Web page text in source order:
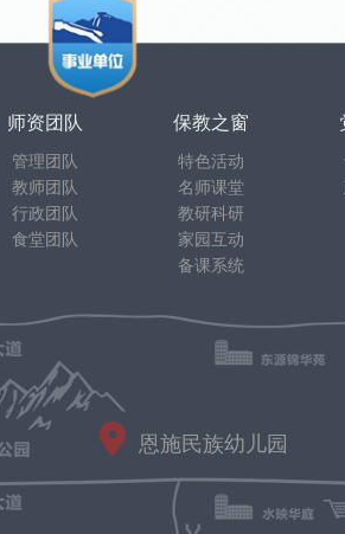
师资团队
管理团队
教师团队
行政团队
食堂团队
保教之窗
特色活动
名师课堂
教研科研
家园互动
备课系统
恩施民族幼儿园